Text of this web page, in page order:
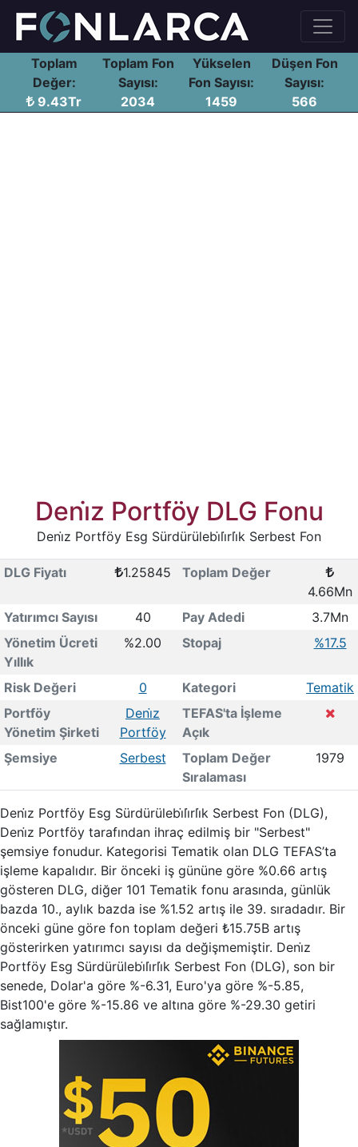
Toplam
Değer:
9.43Tr
Toplam Fon
Sayısı:
2034
Yükselen
Fon Sayısı:
1459
Düşen Fon
Sayısı:
566
Deni̇z Portföy DLG Fonu
Deni̇z Portföy Esg Sürdürülebi̇li̇rli̇k Serbest Fon
DLG Fiyatı 1.25845
Toplam Değer
4.66Mn
Yatırımcı Sayısı
40 Pay Adedi
3.7Mn
Yönetim Ücreti
Yıllık
%2.00 Stopaj %17.5
Risk Değeri 0 Kategori
Tematik
Portföy
Yönetim Şirketi
Deni̇z
Portföy
TEFAS'ta İşleme
Açık
Şemsiye
Serbest
Toplam Değer
Sıralaması
1979
Deni̇z Portföy Esg Sürdürülebi̇li̇rli̇k Serbest Fon (DLG),
Deni̇z Portföy tarafından ihraç edilmiş bir "Serbest"
şemsiye fonudur. Kategorisi Tematik olan DLG TEFAS’ta
işleme kapalıdır. Bir önceki iş gününe göre %0.66 artış
gösteren DLG, diğer 101 Tematik fonu arasında, günlük
bazda 10., aylık bazda ise %1.52 artış ile 39. sıradadır. Bir
önceki güne göre fon toplam değeri ₺15.75B artış
gösterirken yatırımcı sayısı da değişmemiştir. Deni̇z
Portföy Esg Sürdürülebi̇li̇rli̇k Serbest Fon (DLG), son bir
senede, Dolar'a göre %-6.31, Euro'ya göre %-5.85,
Bist100'e göre %-15.86 ve altına göre %-29.30 getiri
sağlamıştır.